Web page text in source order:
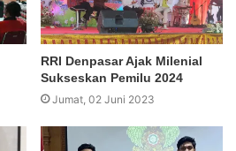
RRI Denpasar Ajak Milenial
Sukseskan Pemilu 2024
Jumat, 02 Juni 2023